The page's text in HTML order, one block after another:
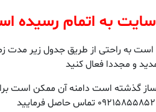
سایت به اتمام رسیده
به راحتی از طریق جدول زیر مدت
و مجددا فعال کنید
گذشته است دامنه آن ممکن است